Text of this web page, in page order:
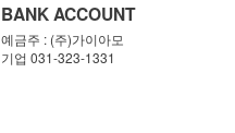
BANK ACCOUNT
예금주 : (주)가이아모
기업 031-323-1331